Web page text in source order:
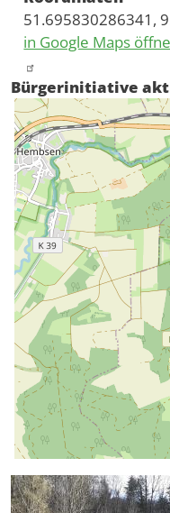
51.695830286341,
in Google Maps
Bürgerinitiative